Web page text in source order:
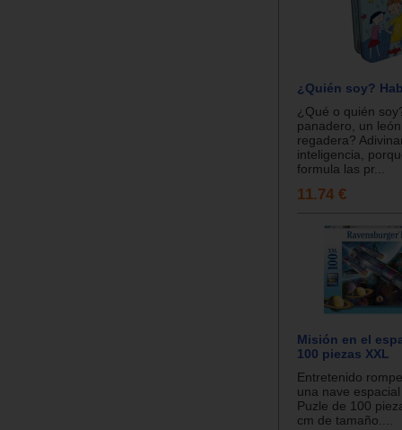
¿Quién soy?
¿Qué o quién
panadero, un
regadera?
inteligencia,
formula las pr...
11.74 €
Misión en el
100 piezas XXL
Entretenido
una nave
Puzle de 100
cm de tamaño....